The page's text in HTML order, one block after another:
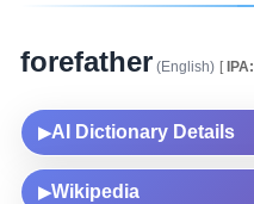
forefather (English) [IPA:
▶AI Dictionary Details
▶Wikipedia